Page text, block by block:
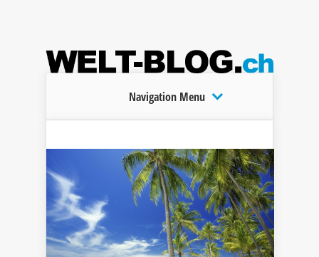
Navigation Menu